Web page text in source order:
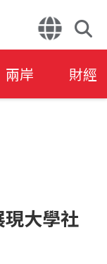
兩岸 財經
現大學社